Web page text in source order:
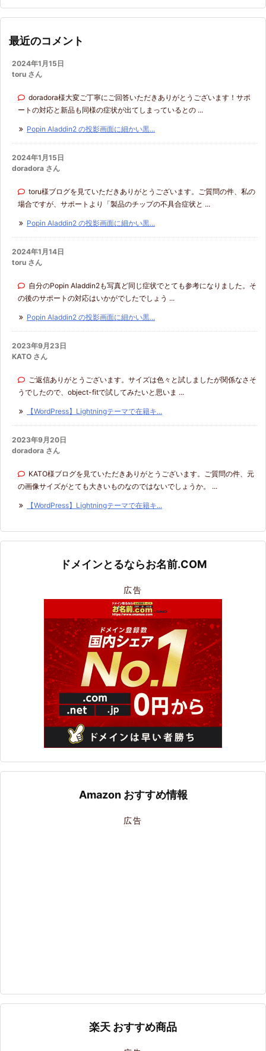
リ
最近のコメント
2024年1月15日
toru さん
doradora様大変ご丁寧にご回答いただきありがとうございます！サポ
ートの対応と新品も同様の症状が出てしまっているとの ...
Popin Aladdin2 の投影画面に細かい黒...
2024年1月15日
doradora さん
toru様ブログを見ていただきありがとうございます。ご質問の件、私の
場合ですが、サポートより「製品のチップの不具合症状と ...
Popin Aladdin2 の投影画面に細かい黒...
2024年1月14日
toru さん
自分のPopin Aladdin2も写真ど同じ症状でとても参考になりました。そ
の後のサポートの対応はいかがでしたでしょう ...
Popin Aladdin2 の投影画面に細かい黒...
2023年9月23日
KATO さん
ご返信ありがとうございます。サイズは色々と試しましたが関係なさそ
うでしたので、object-fitで試してみたいと思いま ...
【WordPress】Lightningテーマで在籍キ...
2023年9月20日
doradora さん
KATO様ブログを見ていただきありがとうございます。ご質問の件、元
の画像サイズがとても大きいものなのではないでしょうか。 ...
【WordPress】Lightningテーマで在籍キ...
ドメインとるならお名前.COM
広告
Amazon おすすめ情報
広告
楽天 おすすめ商品